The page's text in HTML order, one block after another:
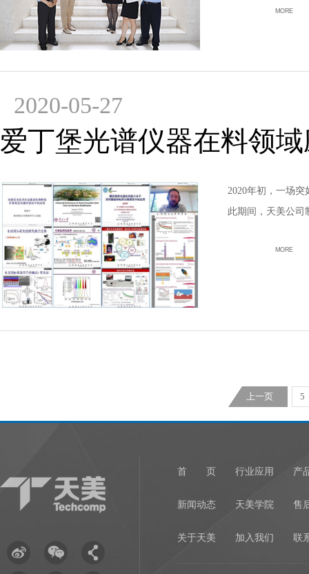
MORE
2020-05-27
爱丁堡光谱仪器在料领
2020年初，一场
此期间，天美公司
MORE
上一页 5
首 页 行业应用 产
新闻动态 天美学院 售
关于天美 加入我们 联